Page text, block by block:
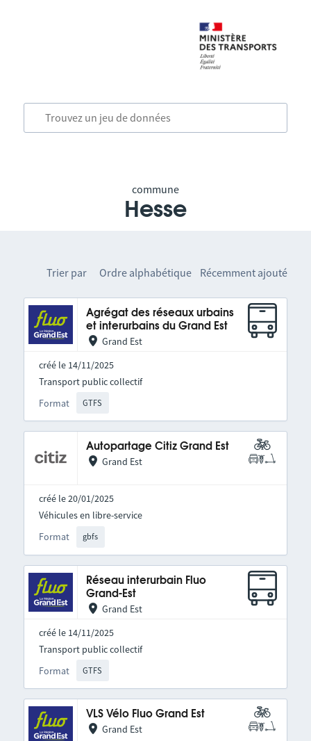
commune
Hesse
Trier par Ordre alphabétique Récemment ajouté
Agrégat des réseaux urbains
et interurbains du Grand Est
Grand Est
créé le 14/11/2025
Format GTFS
Transport public collectif
Autopartage Citiz Grand Est
Grand Est
créé le 20/01/2025
Format gbfs
Véhicules en libre-service
Réseau interurbain Fluo
Grand-Est
Grand Est
créé le 14/11/2025
Format GTFS
Transport public collectif
VLS Vélo Fluo Grand Est
Grand Est